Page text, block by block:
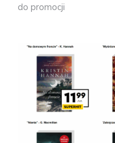
do promocji